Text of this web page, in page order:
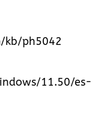
kb/ph5042
11.50/es-